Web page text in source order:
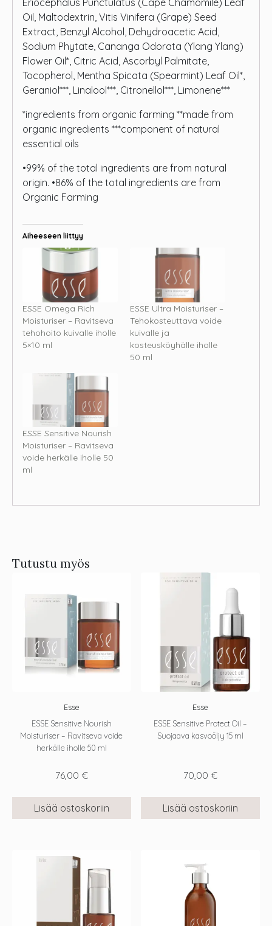
Eriocephalus Punctulatus (Cape Chamomile) Leaf
Oil, Maltodextrin, Vitis Vinifera (Grape) Seed
Extract, Benzyl Alcohol, Dehydroacetic Acid,
Sodium Phytate, Cananga Odorata (Ylang Ylang)
Flower Oil*, Citric Acid, Ascorbyl Palmitate,
Tocopherol, Mentha Spicata (Spearmint) Leaf Oil*,
Geraniol***, Linalool***, Citronellol***, Limonene***
*ingredients from organic farming **made from
organic ingredients ***component of natural
essential oils
•99% of the total ingredients are from natural
origin. •86% of the total ingredients are from
Organic Farming
Aiheeseen liittyy
ESSE Omega Rich
Moisturiser – Ravitseva
tehohoito kuivalle iholle
5×10 ml
ESSE Ultra Moisturiser –
Tehokosteuttava voide
kuivalle ja
kosteusköyhälle iholle
50 ml
ESSE Sensitive Nourish
Moisturiser – Ravitseva
voide herkälle iholle 50
ml
Tutustu myös
Esse
ESSE Sensitive Nourish
Moisturiser – Ravitseva voide
herkälle iholle 50 ml
76,00 €
Lisää ostoskoriin
Esse
ESSE Sensitive Protect Oil –
Suojaava kasvoöljy 15 ml
70,00 €
Lisää ostoskoriin